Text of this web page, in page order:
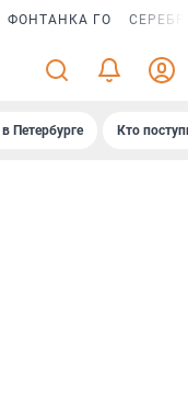
ФОНТАНКА ГО
Петербурге Кто